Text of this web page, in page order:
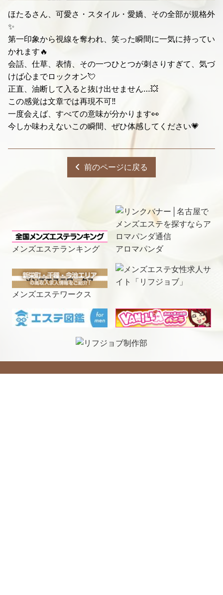
ほたるさん、可愛さ・スタイル・愛嬌、その全部が規格外
✨
第一印象から視線を奪われ、笑った瞬間に一気に持ってい
かれます🔥
会話、仕草、表情、その一つひとつが刺さりすぎて、気づ
けば心までロックオン💘
正直、油断して入ると抜け出せません…💥
この感覚は文章では再現不可‼️
一度会えば、すべての意味が分かります👀
今しか味わえないこの瞬間、ぜひ体感してください💗
前のページに戻る
メンズエステランキング アロマパンダ
メンズエステワークス